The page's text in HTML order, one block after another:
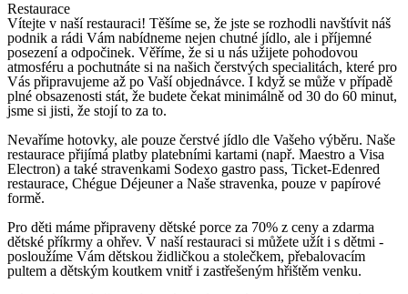
Restaurace
Vítejte v naší restauraci! Těšíme se, že jste se rozhodli navštívit náš
podnik a rádi Vám nabídneme nejen chutné jídlo, ale i příjemné
posezení a odpočinek. Věříme, že si u nás užijete pohodovou
atmosféru a pochutnáte si na našich čerstvých specialitách, které pro
Vás připravujeme až po Vaší objednávce. I když se může v případě
plné obsazenosti stát, že budete čekat minimálně od 30 do 60 minut,
jsme si jisti, že stojí to za to.
Nevaříme hotovky, ale pouze čerstvé jídlo dle Vašeho výběru. Naše
restaurace přijímá platby platebními kartami (např. Maestro a Visa
Electron) a také stravenkami Sodexo gastro pass, Ticket-Edenred
restaurace, Chégue Déjeuner a Naše stravenka, pouze v papírové
formě.
Pro děti máme připraveny dětské porce za 70% z ceny a zdarma
dětské příkrmy a ohřev. V naší restauraci si můžete užít i s dětmi -
posloužíme Vám dětskou židličkou a stolečkem, přebalovacím
pultem a dětským koutkem vnitř i zastřešeným hřištěm venku.